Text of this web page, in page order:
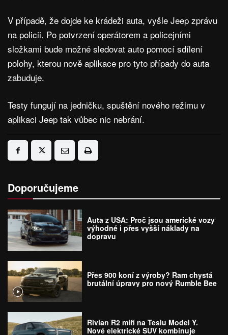
V případě, že dojde ke krádeži auta, vyšle Jeep zprávu
na policii. Po potvrzení operátorem a policejními
složkami bude možné sledovat auto pomocí sdílení
polohy, kterou nově aplikace pro tyto případy do auta
zabuduje.
Testy fungují na jedničku, spuštění nového režimu v
aplikaci Jeep tak vůbec nic nebrání.
Doporučujeme
Auta z USA: Proč jsou americké vozy
výhodné i přes vyšší náklady na
dopravu
Přes 900 koní z výroby? Ram chystá
brutální úpravy pro nový Rumble Bee
Rivian R2 míří na Teslu Model Y.
Nové elektrické SUV kombinuje